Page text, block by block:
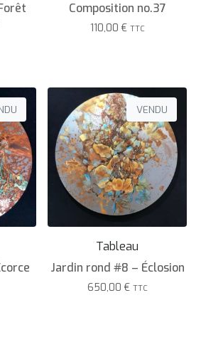
Composition no.37
110,00 € TTC
VENDU
Tableau
Jardin rond #8 – Éclosion
650,00 € TTC